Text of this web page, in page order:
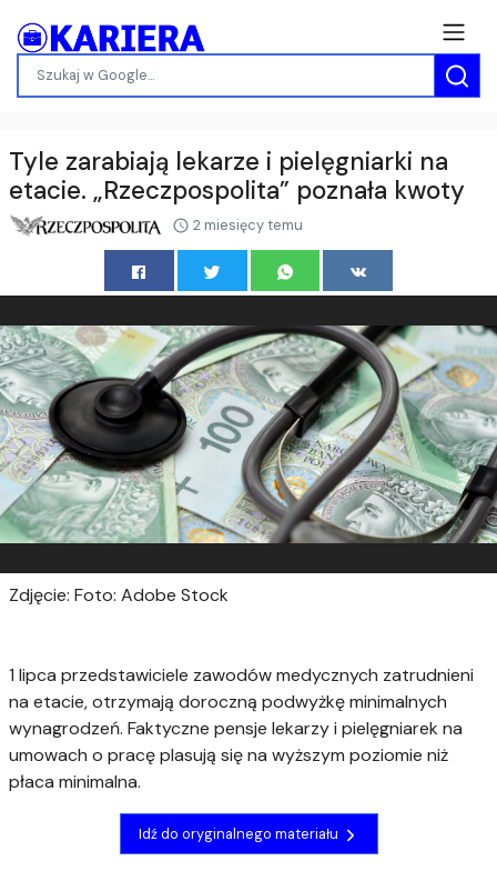
Tyle zarabiają lekarze i pielęgniarki na
etacie. „Rzeczpospolita” poznała kwoty
2 miesięcy temu
Zdjęcie: Foto: Adobe Stock
1 lipca przedstawiciele zawodów medycznych zatrudnieni
na etacie, otrzymają doroczną podwyżkę minimalnych
wynagrodzeń. Faktyczne pensje lekarzy i pielęgniarek na
umowach o pracę plasują się na wyższym poziomie niż
płaca minimalna.
Idź do oryginalnego materiału